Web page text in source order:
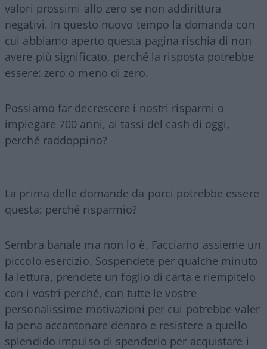
valori prossimi allo zero se non addirittura
negativi. In questo nuovo tempo la domanda con
cui abbiamo aperto questa pagina rischia di non
avere più significato, perché la risposta potrebbe
essere: zero o meno di zero.
Possiamo far decrescere i nostri risparmi o
impiegare 700 anni, ai tassi del cash di oggi,
perché raddoppino?
La prima delle domande da porci potrebbe essere
questa: perché risparmio?
Sembra banale ma non lo è. Facciamo assieme un
piccolo esercizio. Sospendete per qualche minuto
la lettura, prendete un foglio di carta e riempitelo
con i vostri perché, con tutte le vostre
personalissime motivazioni per cui potrebbe valer
la pena accantonare denaro e resistere a quello
splendido impulso di spenderlo per acquistare i